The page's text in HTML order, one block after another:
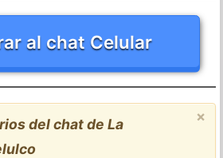
al chat Celular
×
del chat de La